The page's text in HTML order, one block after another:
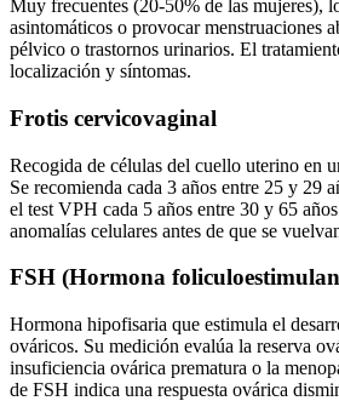
Muy frecuentes (20-50% de las mujeres),
asintomáticos o provocar menstruaciones
pélvico o trastornos urinarios. El
localización y síntomas.
Frotis cervicovaginal
Recogida de células del cuello uterino en
Se recomienda cada 3 años entre 25 y 29
el test VPH cada 5 años entre 30 y 65
anomalías celulares antes de que se
FSH (Hormona
Hormona hipofisaria que estimula el
ováricos. Su medición evalúa la reserva
insuficiencia ovárica prematura o la
de FSH indica una respuesta ovárica